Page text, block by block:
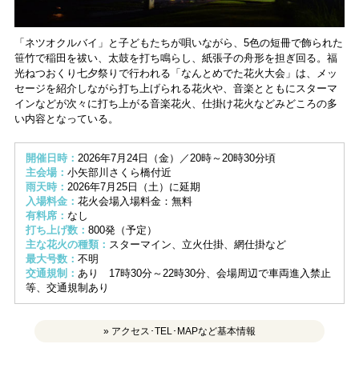
「ネツオクルバイ」と子どもたちが唄いながら、5色の短冊で飾られた
笹竹で稲田を祓い、太鼓を打ち鳴らし、紙張子の舟形を担ぎ回る。福
光ねつおくり七夕祭りで行われる「なんとめでた花火大会」は、メッ
セージを紹介しながら打ち上げられる花火や、音楽とともにスターマ
インなどが次々に打ち上がる音楽花火、仕掛け花火などみどころの多
い内容となっている。
開催日時： 2026年7月24日（金）／20時～20時30分頃
主会場： 小矢部川さくら橋付近
雨天時： 2026年7月25日（土）に延期
入場料金： 花火会場入場料金：無料
有料席： なし
打ち上げ数： 800発（予定）
主な花火の種類： スターマイン、立火仕掛、網仕掛など
最大号数： 不明
交通規制： あり 17時30分～22時30分、会場周辺で車両進入禁止
等、交通規制あり
» アクセス･TEL･MAPなど基本情報